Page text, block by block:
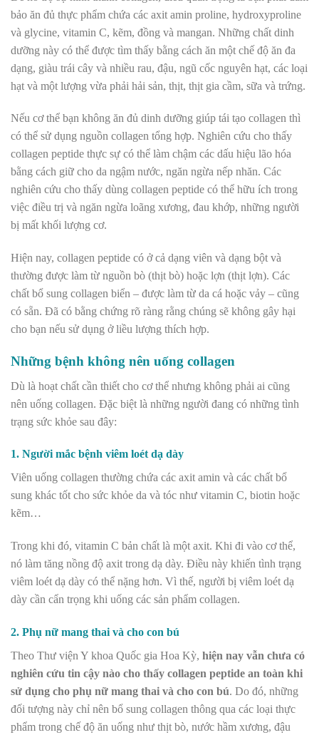
bảo ăn đủ thực phẩm chứa các axit amin proline, hydroxyproline
và glycine, vitamin C, kẽm, đồng và mangan. Những chất dinh
dưỡng này có thể được tìm thấy bằng cách ăn một chế độ ăn đa
dạng, giàu trái cây và nhiều rau, đậu, ngũ cốc nguyên hạt, các loại
hạt và một lượng vừa phải hải sản, thịt, thịt gia cầm, sữa và trứng.
Nếu cơ thể bạn không ăn đủ dinh dưỡng giúp tái tạo collagen thì
có thể sử dụng nguồn collagen tổng hợp. Nghiên cứu cho thấy
collagen peptide thực sự có thể làm chậm các dấu hiệu lão hóa
bằng cách giữ cho da ngậm nước, ngăn ngừa nếp nhăn. Các
nghiên cứu cho thấy dùng collagen peptide có thể hữu ích trong
việc điều trị và ngăn ngừa loãng xương, đau khớp, những người
bị mất khối lượng cơ.
Hiện nay, collagen peptide có ở cả dạng viên và dạng bột và
thường được làm từ nguồn bò (thịt bò) hoặc lợn (thịt lợn). Các
chất bổ sung collagen biển – được làm từ da cá hoặc vảy – cũng
có sẵn. Đã có bằng chứng rõ ràng rằng chúng sẽ không gây hại
cho bạn nếu sử dụng ở liều lượng thích hợp.
Những bệnh không nên uống collagen
Dù là hoạt chất cần thiết cho cơ thể nhưng không phải ai cũng
nên uống collagen. Đặc biệt là những người đang có những tình
trạng sức khỏe sau đây:
1. Người mắc bệnh viêm loét dạ dày
Viên uống collagen thường chứa các axit amin và các chất bổ
sung khác tốt cho sức khỏe da và tóc như vitamin C, biotin hoặc
kẽm…
Trong khi đó, vitamin C bản chất là một axit. Khi đi vào cơ thể,
nó làm tăng nồng độ axit trong dạ dày. Điều này khiến tình trạng
viêm loét dạ dày có thể nặng hơn. Vì thế, người bị viêm loét dạ
dày cần cẩn trọng khi uống các sản phẩm collagen.
2. Phụ nữ mang thai và cho con bú
Theo Thư viện Y khoa Quốc gia Hoa Kỳ, hiện nay vẫn chưa có
nghiên cứu tin cậy nào cho thấy collagen peptide an toàn khi
sử dụng cho phụ nữ mang thai và cho con bú. Do đó, những
đối tượng này chỉ nên bổ sung collagen thông qua các loại thực
phẩm trong chế độ ăn uống như thịt bò, nước hầm xương, đậu